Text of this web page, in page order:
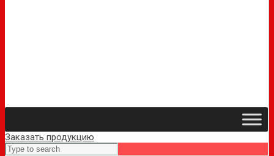
Заказать продукцию